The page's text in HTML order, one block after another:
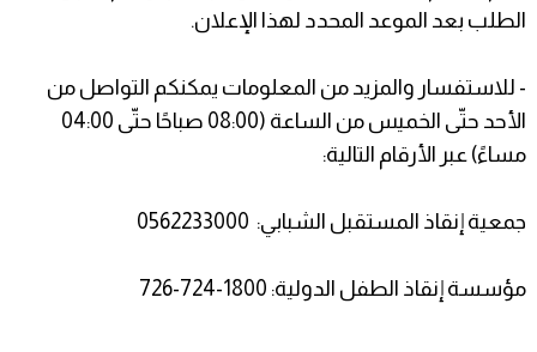
الطلب بعد الموعد المحدد لهذا الإعلان.
- للاستفسار والمزيد من المعلومات يمكنكم التواصل من
الأحد حتّى الخميس من الساعة (08:00 صباحًا حتّى 04:00
مساءً) عبر الأرقام التالية:
جمعية إنقاذ المستقبل الشبابي: 0562233000
مؤسسة إنقاذ الطفل الدولية: 1800-724-726